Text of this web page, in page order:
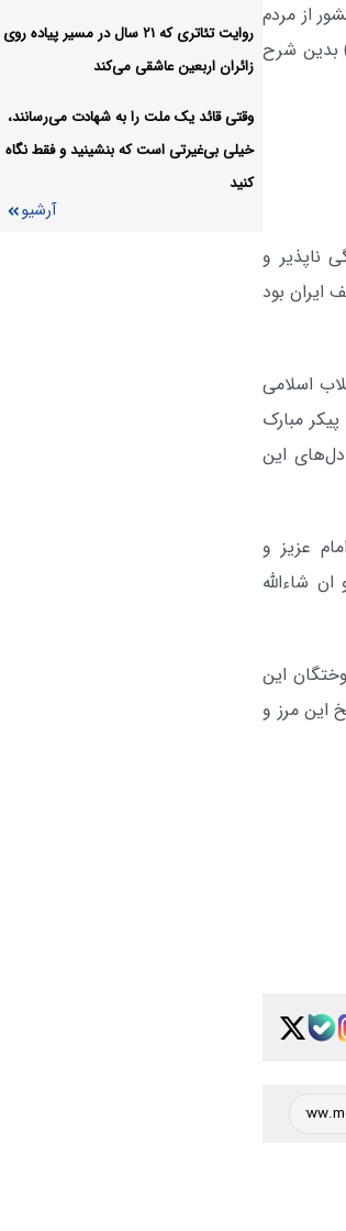
از مردم
بدین شرح
ناپذیر و
بود
اسلامی
مبارک
این
عزیز و
شاءالله
این
این مرز و
صوت: دانلود زیارت عاشورا علی فانی + متن
فرهنگی: کربلا در پایتخت؛ روایت شور حسینی
در پیاده‌روی ۱۲ کیلومتری جاماندگان
فرهنگی: جایزه ادبی «جلال» فراخوان داد
روایت تئاتری که ۲۱ سال در مسیر پیاده روی
زائران اربعین عاشقی می‌کند
وقتی قائد یک ملت را به شهادت می‌رسانند،
خیلی بی‌غیرتی است که بنشینید و فقط نگاه
کنید
آرشیو